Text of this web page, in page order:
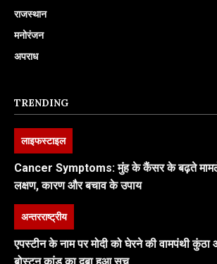
राजस्थान
मनोरंजन
अपराध
TRENDING
लाइफस्टाइल
Cancer Symptoms: मुंह के कैंसर के बढ़ते
लक्षण, कारण और बचाव के उपाय
अन्तरराष्ट्रीय
एपस्टीन के नाम पर मोदी को घेरने की वामपंथी कुंठा